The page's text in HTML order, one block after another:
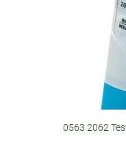
0563 2062